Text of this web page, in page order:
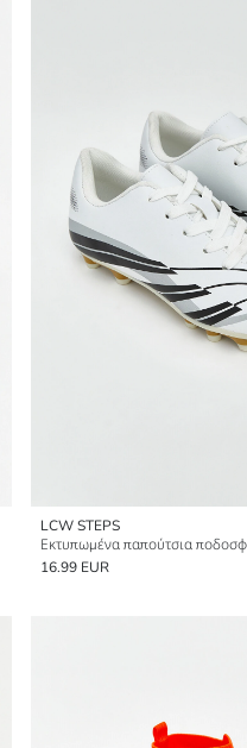
LCW STEPS
Εκτυπωμένα παπούτσια
16.99 EUR